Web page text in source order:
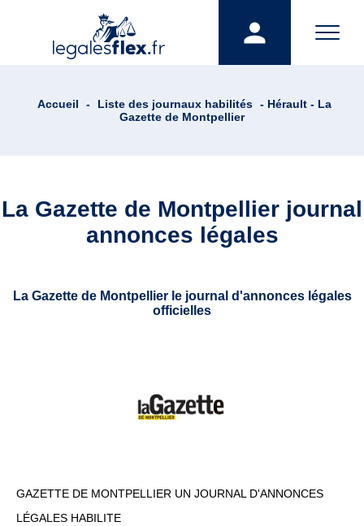
Accueil - Liste des journaux habilités - Hérault - La
Gazette de Montpellier
La Gazette de Montpellier journal
annonces légales
La Gazette de Montpellier le journal d'annonces légales
officielles
GAZETTE DE MONTPELLIER UN JOURNAL D'ANNONCES
LÉGALES HABILITE